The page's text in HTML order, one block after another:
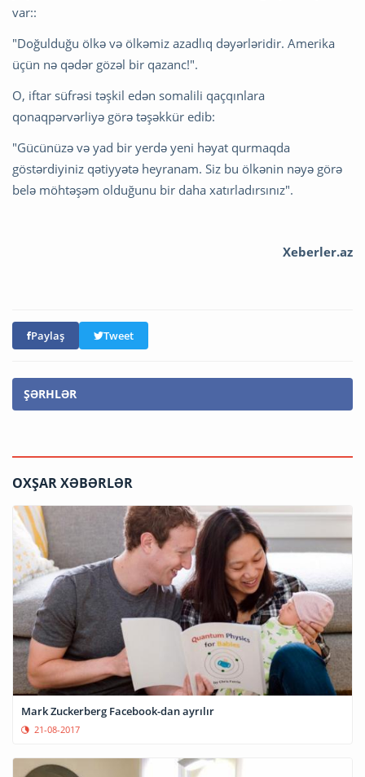
var::
"Doğulduğu ölkə və ölkəmiz azadlıq dəyərləridir. Amerika
üçün nə qədər gözəl bir qazanc!".
O, iftar süfrəsi təşkil edən somalili qaçqınlara
qonaqpərvərliyə görə təşəkkür edib:
"Gücünüzə və yad bir yerdə yeni həyat qurmaqda
göstərdiyiniz qətiyyətə heyranam. Siz bu ölkənin nəyə görə
belə möhtəşəm olduğunu bir daha xatırladırsınız".
Xeberler.az
Paylaş Tweet
ŞƏRHLƏR
OXŞAR XƏBƏRLƏR
Mark Zuckerberg Facebook-dan ayrılır
21-08-2017